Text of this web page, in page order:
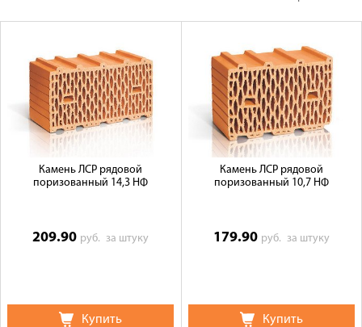
Сотрудничество
Галерея объектов
Контакты
Камень ЛСР рядовой
поризованный 14,3 НФ
209.90 руб.за штуку
Купить
Камень ЛСР рядовой
поризованный 10,7 НФ
179.90 руб. за штуку
Купить